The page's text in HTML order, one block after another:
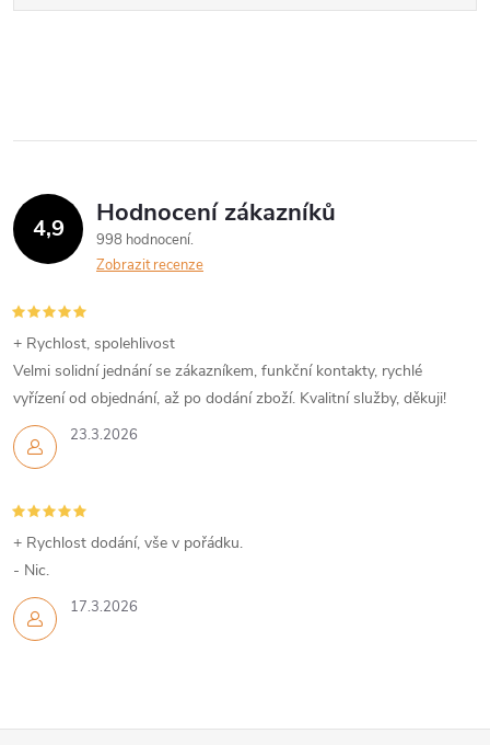
4,9 Hodnocení zákazníků
998 hodnocení
Zobrazit recenze
23.3.2026
+ Rychlost, spolehlivost
Velmi solidní jednání se zákazníkem, funkční kontakty, rychlé
vyřízení od objednání, až po dodání zboží. Kvalitní služby, děkuji!
17.3.2026
+ Rychlost dodání, vše v pořádku.
- Nic.